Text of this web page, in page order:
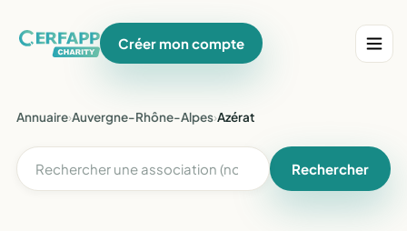
Créer mon compte
Annuaire›Auvergne-Rhône-Alpes›Azérat
Rechercher